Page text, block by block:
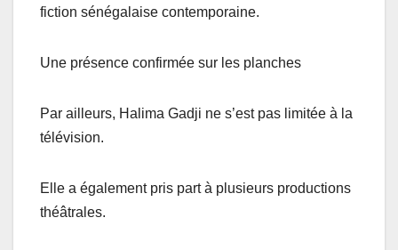
fiction sénégalaise contemporaine.
Une présence confirmée sur les planches
Par ailleurs, Halima Gadji ne s’est pas limitée à la
télévision.
Elle a également pris part à plusieurs productions
théâtrales.